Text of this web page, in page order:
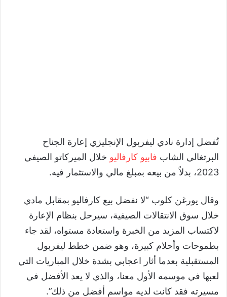
تُفضل إدارة نادي ليفربول الإنجليزي إعارة الجناح
البرتغالي الشاب فابيو كارفاليو خلال الميركاتو الصيفي
2023، بدلاً من بيعه بمبلغ مالي والاستثمار فيه.
وقال يورغن كلوب “لا نفضل بيع كارفاليو بمقابل مادي
خلال سوق الانتقالات الصيفية، سيرحل بنظام الإعارة
لاكتساب المزيد من الخبرة واستعادة مستواه، لقد جاء
بطموحات وأحلام كبيرة، وهو ضمن خطط ليفربول
المستقبلية بعدما أثار اعجابي بشدة خلال المباريات التي
لعبها في موسمه الأول معنا، والذي لا يعد الأفضل في
مسيرته فقد كانت لديه مواسم أفضل من ذلك”.